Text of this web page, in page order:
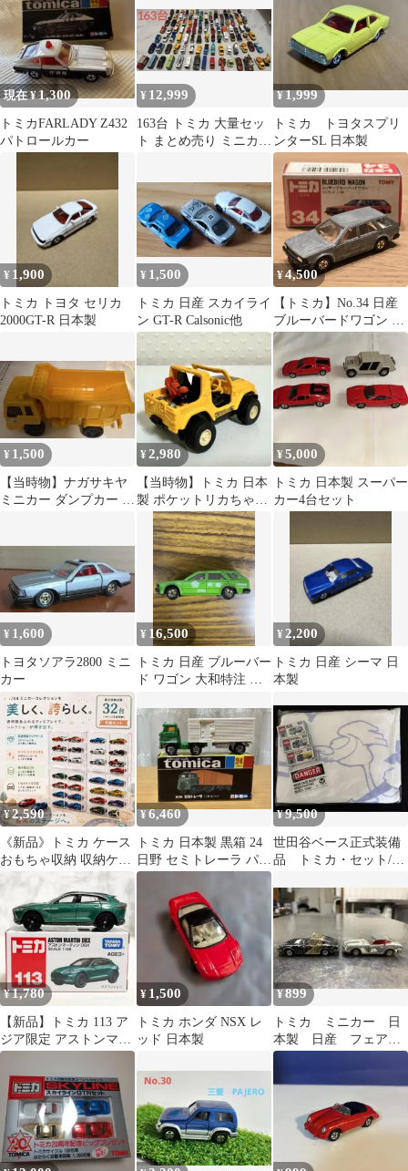
現在 ¥1,300
トミカFARLADY Z432
パトロールカー
¥ 12,999
163台 トミカ 大量セッ
ト まとめ売り ミニカー
¥1,999
トミカ トヨタスプリ
ンターSL 日本製
¥ 1,900
トミカ トヨタ セリカ
2000GT-R 日本製
¥ 1,500
トミカ 日産 スカイライ
ン GT-R Calsonic他
¥4,500
【トミカ】No.34 日産
ブルーバードワゴン 無
塗装 コピー箱付き 日本
¥ 1,500
【当時物】ナガサキヤ
ミニカー ダンプカー 日
¥2,980
【当時物】トミカ 日本
製 ポケットリカちゃん
トヨタ ブリザード（バ
イク付）希少
¥5,000
トミカ 日本製 スーパー
カー4台セット
¥ 1,600
トヨタソアラ2800 ミニ
カー
¥ 16,500
トミカ 日産 ブルーバー
ド ワゴン 大和特注 日
¥2,200
トミカ 日産 シーマ 日
本製
¥2,590
《新品》トミカ ケース
おもちゃ収納 収納ケー
ス ミニカー コレクショ
¥6,460
トミカ 日本製 黒箱 24
日野 セミトレーラ パネ
ルバン
¥9,500
世田谷ベース正式装備
品 トミカ・セット/ビ
¥1,780
【新品】トミカ 113 ア
ジア限定 アストンマー
ティン DBX
¥ 1,500
トミカ ホンダ NSX レ
ッド 日本製
¥899
トミカ ミニカー 日
本製 日産 フェアレ
ディZ 2台セット ジャ